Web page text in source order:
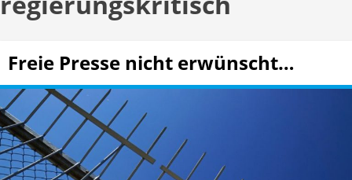
Freie Presse nicht erwünscht…